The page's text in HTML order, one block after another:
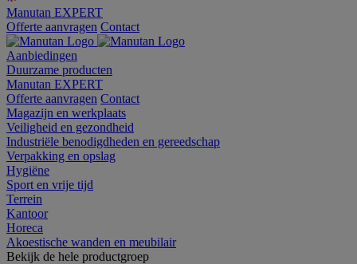
Manutan EXPERT
Offerte aanvragen Contact
Aanbiedingen
Duurzame producten
Manutan EXPERT
Offerte aanvragen Contact
Magazijn en werkplaats
Veiligheid en gezondheid
Industriële benodigdheden en gereedschap
Verpakking en opslag
Hygiëne
Sport en vrije tijd
Terrein
Kantoor
Horeca
Akoestische wanden en meubilair
Bekijk de hele productgroep